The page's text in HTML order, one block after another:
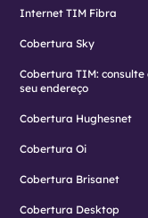
Internet TIM Fibra
Cobertura Sky
Cobertura TIM:
seu endereço
Cobertura Hughesnet
Cobertura Oi
Cobertura Brisanet
Cobertura Desktop